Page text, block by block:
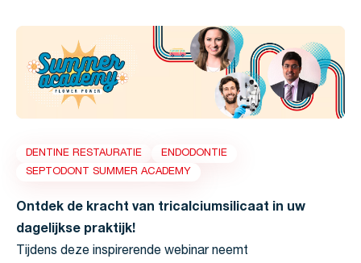
DENTINE RESTAURATIE
ENDODONTIE
SEPTODONT SUMMER ACADEMY
Ontdek de kracht van tricalciumsilicaat in uw
dagelijkse praktijk!
Tijdens deze inspirerende webinar neemt